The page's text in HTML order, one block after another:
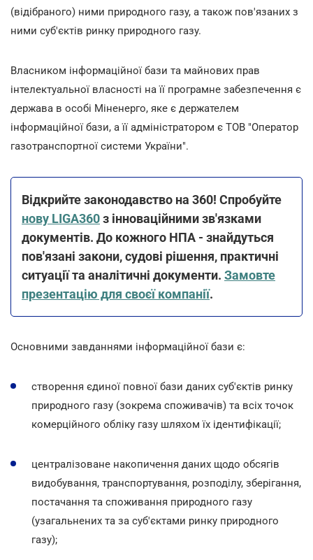
(відібраного) ними природного газу, а також пов'язаних з
ними суб'єктів ринку природного газу.
Власником інформаційної бази та майнових прав
інтелектуальної власності на її програмне забезпечення є
держава в особі Міненерго, яке є держателем
інформаційної бази, а її адміністратором є ТОВ "Оператор
газотранспортної системи України".
Відкрийте законодавство на 360! Спробуйте
нову LIGA360з інноваційними зв'язками
документів. До кожного НПА - знайдуться
пов'язані закони, судові рішення, практичні
ситуації та аналітичні документи. Замовте
презентацію для своєї компанії.
Основними завданнями інформаційної бази є:
створення єдиної повної бази даних суб'єктів ринку
природного газу (зокрема споживачів) та всіх точок
комерційного обліку газу шляхом їх ідентифікації;
централізоване накопичення даних щодо обсягів
видобування, транспортування, розподілу, зберігання,
постачання та споживання природного газу
(узагальнених та за суб'єктами ринку природного
газу);